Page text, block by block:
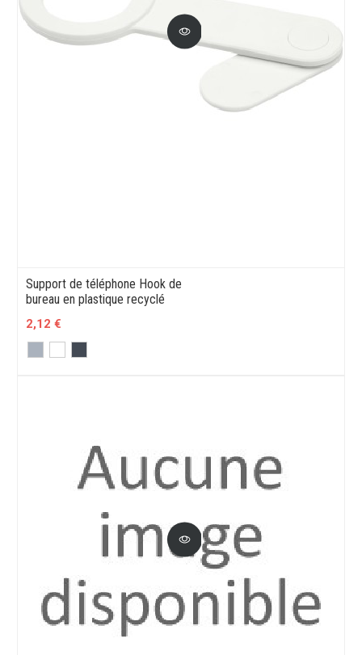
Support de téléphone Hook de
bureau en plastique recyclé
2,12 €